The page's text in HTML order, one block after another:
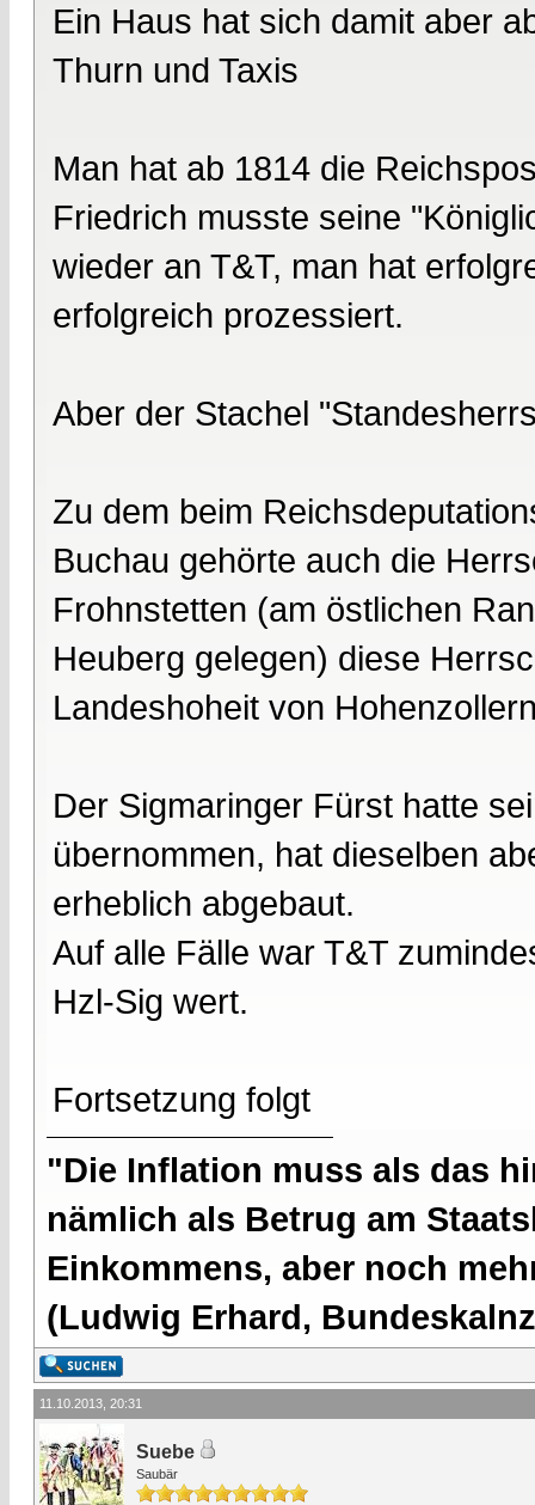
Ein Haus hat sich damit aber
Thurn und Taxis
Man hat ab 1814 die
Friedrich musste seine
wieder an T&T, man hat
erfolgreich prozessiert.
Aber der Stachel
Zu dem beim
Buchau gehörte auch die
Frohnstetten (am östlichen
Heuberg gelegen) diese
Landeshoheit von
Der Sigmaringer Fürst hatte
übernommen, hat dieselben
erheblich abgebaut.
Auf alle Fälle war T&T
Hzl-Sig wert.
Fortsetzung folgt
"Die Inflation muss als das
nämlich als Betrug am
Einkommens, aber noch
(Ludwig Erhard,
11.10.2013, 20:31
Suebe
Saubär